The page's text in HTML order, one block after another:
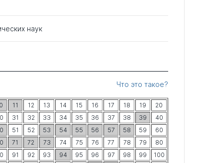
наук
Что это такое?
11 12 13 14 15 16 17 18 19
20
31 32 33 34 35 36 37 38 39
40
51 52 53 54 55 56 57 58 59
60
71 72 73 74 75 76 77 78 79
80
91 92 93 94 95 96 97 98 99
100